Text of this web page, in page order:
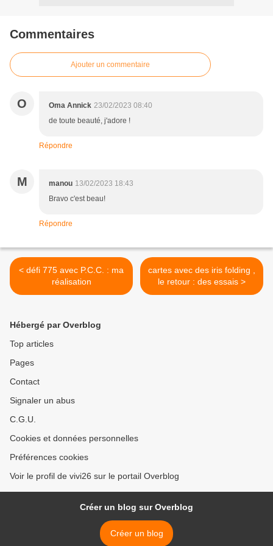
Commentaires
Ajouter un commentaire
O Oma Annick 23/02/2023 08:40
de toute beauté, j'adore !
Répondre
M manou 13/02/2023 18:43
Bravo c'est beau!
Répondre
< défi 775 avec P.C.C. : ma
réalisation
cartes avec des iris folding ,
le retour : des essais >
Hébergé par Overblog
Top articles
Pages
Contact
Signaler un abus
C.G.U.
Cookies et données personnelles
Préférences cookies
Voir le profil de vivi26 sur le portail Overblog
Créer un blog sur Overblog
Créer un blog